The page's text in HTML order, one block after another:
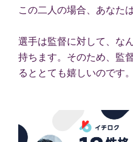
この二人の場合、あなた
選手は監督に対して、な
持ちます。そのため、監
るととても嬉しいのです。